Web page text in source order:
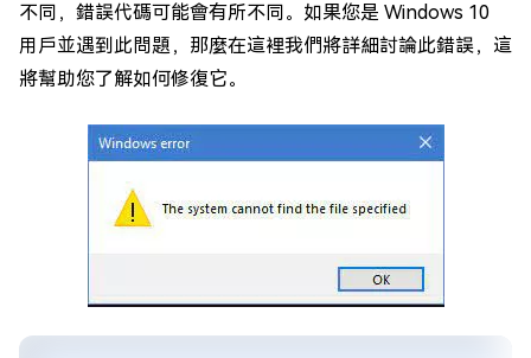
不同，錯誤代碼可能會有所不同。如果您是 Windows 10
用戶並遇到此問題，那麼在這裡我們將詳細討論此錯誤，這
將幫助您了解如何修復它。